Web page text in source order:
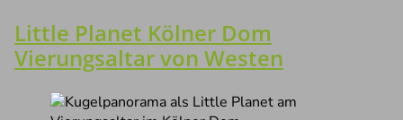
Little Planet Kölner Dom
Vierungsaltar von Westen